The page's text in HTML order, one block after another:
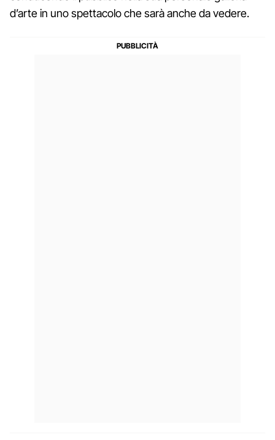
d’arte in uno spettacolo che sarà anche da vedere.